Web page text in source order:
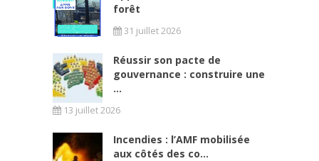
forêt
31 juillet 2026
Réussir son pacte de
gouvernance : construire une
...
13 juillet 2026
Incendies : l’AMF mobilisée
aux côtés des co...